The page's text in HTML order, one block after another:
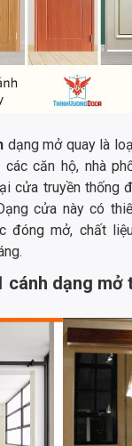
dạng mở quay là
căn hộ, nhà
cửa truyền thống
cửa này có
đóng mở, chất
cánh dạng mở